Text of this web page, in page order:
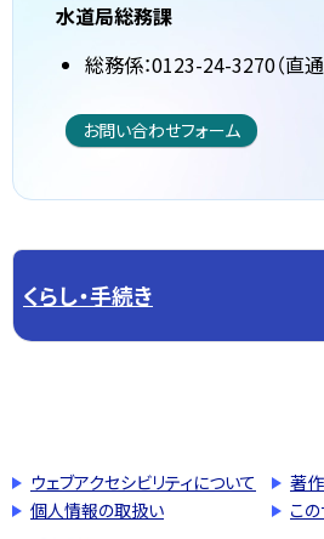
水道局総務課
総務係：0123-24-3270（直通
お問い合わせフォーム
くらし・手続き
ウェブアクセシビリティについて
著
個人情報の取扱い
こ